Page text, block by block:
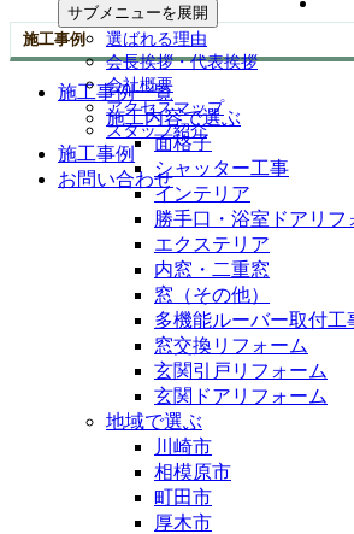
サブメニューを展開
選ばれる理由
会長挨拶・代表挨拶
会社概要
アクセスマップ
スタッフ紹介
施工事例
お問い合わせ
施工事例
施工事例一覧
施工内容で選ぶ
面格子
シャッター工事
インテリア
勝手口・浴室ドアリフ
エクステリア
内窓・二重窓
窓（その他）
多機能ルーバー取付工
窓交換リフォーム
玄関引戸リフォーム
玄関ドアリフォーム
地域で選ぶ
川崎市
相模原市
町田市
厚木市